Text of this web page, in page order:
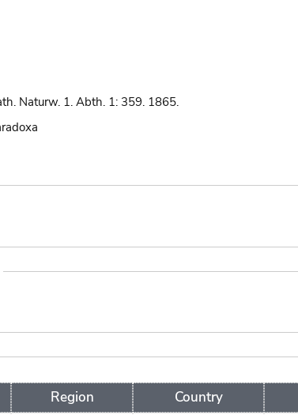
Naturw. 1. Abth. 1: 359. 1865.
Region Country